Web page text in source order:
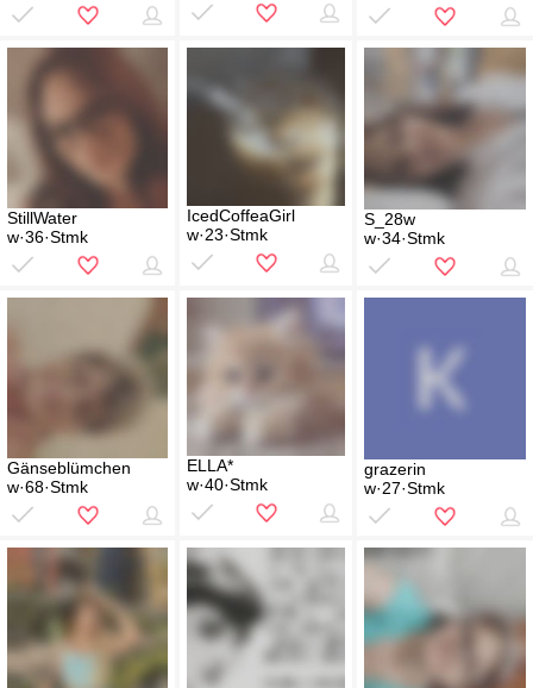
StillWater
w·36·Stmk
IcedCoffeaGirl
w·23·Stmk
S_28w
w·34·Stmk
Gänseblümchen
w·68·Stmk
ELLA*
w·40·Stmk
grazerin
w·27·Stmk